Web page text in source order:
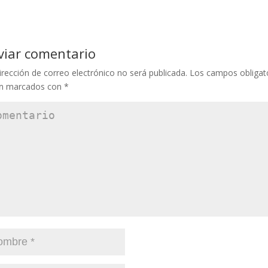
comentario
de correo electrónico no será publicada. Los campos
marcados con *